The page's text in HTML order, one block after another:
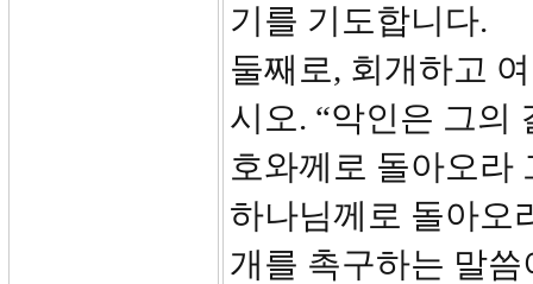
기를 기도합니다.
둘째로, 회개하고
시오. “악인은 그의
호와께로 돌아오라
하나님께로 돌아오
개를 촉구하는 말